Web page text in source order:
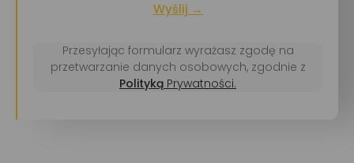
Wyślij →
Przesyłając formularz wyrażasz zgodę na
przetwarzanie danych osobowych, zgodnie z
Polityką Prywatności.